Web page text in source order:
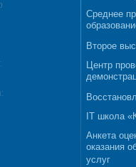
Среднее
Второе
Центр
IT школа
Анкета
оказания
услуг